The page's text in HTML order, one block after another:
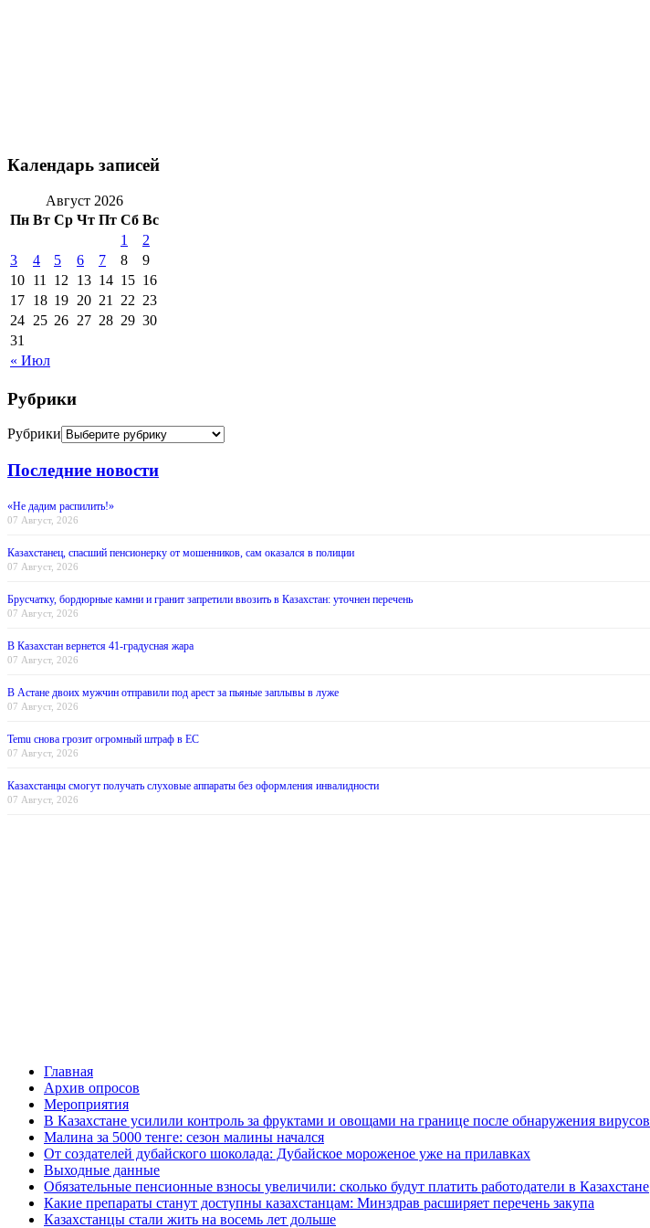
Календарь записей
Август 2026
Пн Вт Ср Чт Пт Сб Вс
« Июл
1
2
3
4 5 6 7 8
9
10 11 12 13 14 15 16
17 18 19 20 21 22 23
24 25 26 27 28 29 30
31
Рубрики
Рубрики
Последние новости
«Не дадим распилить!»
07 Август, 2026
Казахстанец, спасший пенсионерку от мошенников, сам оказался в полиции
07 Август, 2026
Брусчатку, бордюрные камни и гранит запретили ввозить в Казахстан: уточнен перечень
07 Август, 2026
В Казахстан вернется 41-градусная жара
07 Август, 2026
В Астане двоих мужчин отправили под арест за пьяные заплывы в луже
07 Август, 2026
Temu снова грозит огромный штраф в ЕС
07 Август, 2026
Казахстанцы смогут получать слуховые аппараты без оформления инвалидности
07 Август, 2026
Главная
Архив опросов
Мероприятия
В Казахстане усилили контроль за фруктами и овощами на границе после обнаружения вирусов
Малина за 5000 тенге: сезон малины начался
От создателей дубайского шоколада: Дубайское мороженое уже на прилавках
Выходные данные
Обязательные пенсионные взносы увеличили: сколько будут платить работодатели в Казахстане
Какие препараты станут доступны казахстанцам: Минздрав расширяет перечень закупа
Казахстанцы стали жить на восемь лет дольше